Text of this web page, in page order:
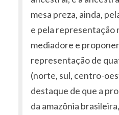
mesa preza, ainda,
e pela representação
mediadore e
representação de
(norte, sul, centro-
destaque de que a
da amazônia